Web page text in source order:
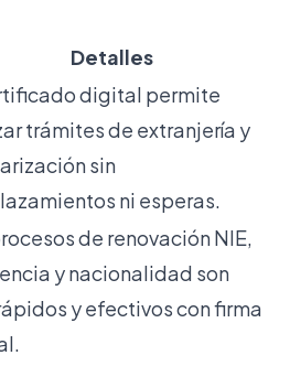
Detalles
digital permite
trámites de extranjería y
sin
ni esperas.
de renovación NIE,
y nacionalidad son
y efectivos con firma